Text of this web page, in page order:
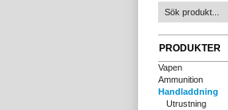
PRODUKTER
Vapen
Ammunition
Handladdning
Utrustning